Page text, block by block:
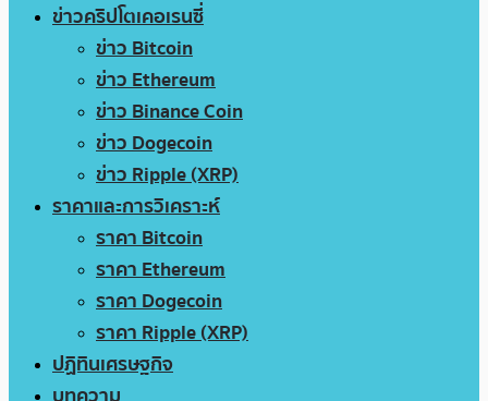
ข่าวคริปโตเคอเรนซี่
ข่าว Bitcoin
ข่าว Ethereum
ข่าว Binance Coin
ข่าว Dogecoin
ข่าว Ripple (XRP)
ราคาและการวิเคราะห์
ราคา Bitcoin
ราคา Ethereum
ราคา Dogecoin
ราคา Ripple (XRP)
ปฏิทินเศรษฐกิจ